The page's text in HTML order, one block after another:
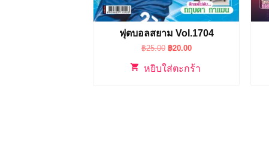
ฟุตบอลสยาม Vol.1704
฿25.00 Original
was:
฿25.00.
฿20.00Current
is:
฿20.00.
หยิบใส่ตะกร้า